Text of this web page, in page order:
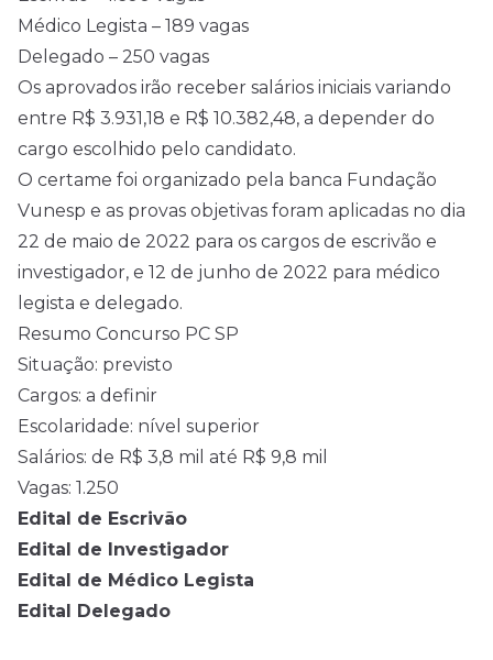
Médico Legista – 189 vagas
Delegado – 250 vagas
Os aprovados irão receber salários iniciais variando
entre R$ 3.931,18 e R$ 10.382,48, a depender do
cargo escolhido pelo candidato.
O certame foi organizado pela banca Fundação
Vunesp e as provas objetivas foram aplicadas no dia
22 de maio de 2022 para os cargos de escrivão e
investigador, e 12 de junho de 2022 para médico
legista e delegado.
Resumo Concurso PC SP
Situação: previsto
Cargos: a definir
Escolaridade: nível superior
Salários: de R$ 3,8 mil até R$ 9,8 mil
Vagas: 1.250
Edital de Escrivão
Edital de Investigador
Edital de Médico Legista
Edital Delegado